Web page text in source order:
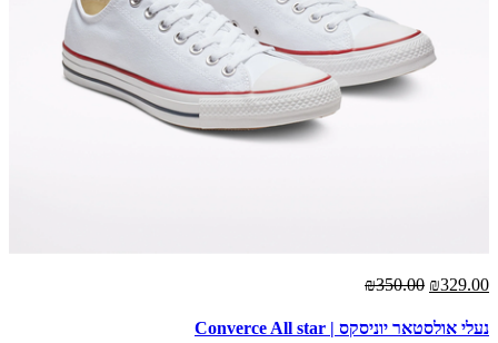
₪329.00
₪350.00
נעלי אולסטאר יוניסקס | Converce All star